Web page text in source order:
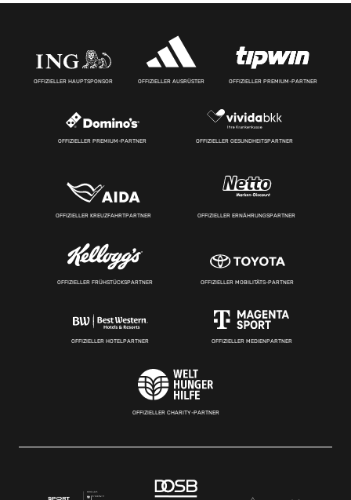
OFFIZIELLER HAUPTSPONSOR OFFIZIELLER AUSRÜSTER OFFIZIELLER PREMIUM-PARTNER
OFFIZIELLER PREMIUM-PARTNER OFFIZIELLER GESUNDHEITSPARTNER
OFFIZIELLER KREUZFAHRTPARTNER OFFIZIELLER ERNÄHRUNGSPARTNER
OFFIZIELLER FRÜHSTÜCKSPARTNER OFFIZIELLER MOBILITÄTS-PARTNER
OFFIZIELLER HOTELPARTNER OFFIZIELLER MEDIENPARTNER
OFFIZIELLER CHARITY-PARTNER